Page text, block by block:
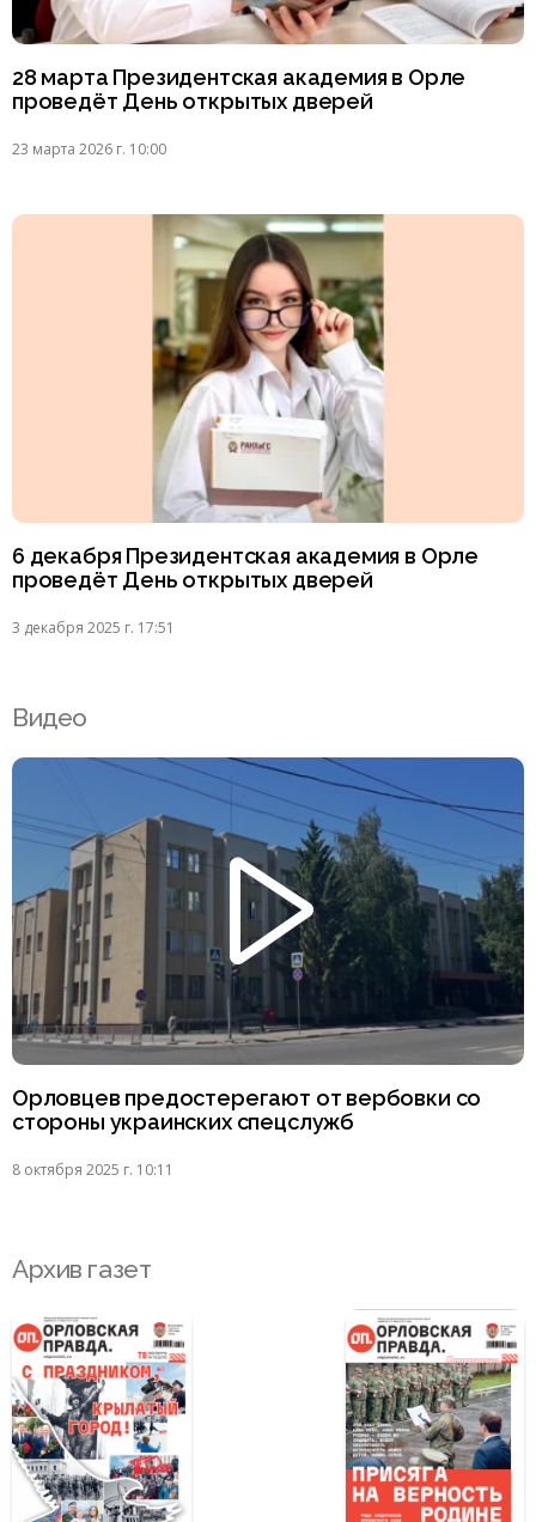
28 марта Президентская академия в Орле
проведёт День открытых дверей
23 марта 2026 г. 10:00
6 декабря Президентская академия в Орле
проведёт День открытых дверей
3 декабря 2025 г. 17:51
Видео
Орловцев предостерегают от вербовки со
стороны украинских спецслужб
8 октября 2025 г. 10:11
Архив газет